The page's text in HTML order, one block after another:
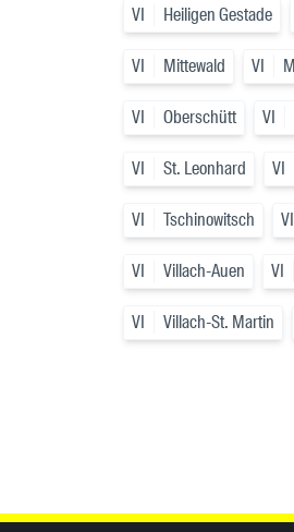
VI Heiligen Gestade
VI Mittewald VI
VI Oberschütt VI
VI St. Leonhard VI
VI Tschinowitsch VI
VI Villach-Auen VI
VI Villach-St. Martin